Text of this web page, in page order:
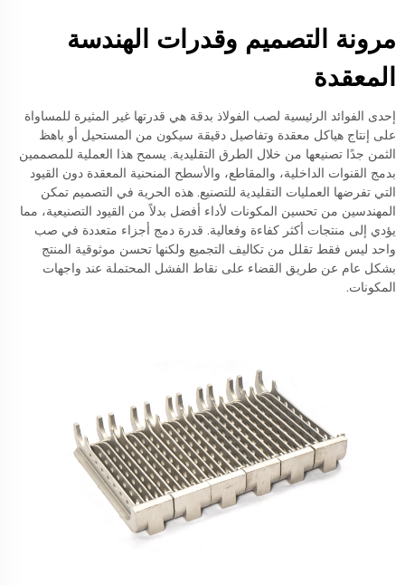
مرونة التصميم وقدرات الهندسة
المعقدة
إحدى الفوائد الرئيسية لصب الفولاذ بدقة هي قدرتها غير المثيرة للمساواة
على إنتاج هياكل معقدة وتفاصيل دقيقة سيكون من المستحيل أو باهظ
الثمن جدًا تصنيعها من خلال الطرق التقليدية. يسمح هذا العملية للمصممين
بدمج القنوات الداخلية، والمقاطع، والأسطح المنحنية المعقدة دون القيود
التي تفرضها العمليات التقليدية للتصنيع. هذه الحرية في التصميم تمكن
المهندسين من تحسين المكونات لأداء أفضل بدلاً من القيود التصنيعية، مما
يؤدي إلى منتجات أكثر كفاءة وفعالية. قدرة دمج أجزاء متعددة في صب
واحد ليس فقط تقلل من تكاليف التجميع ولكنها تحسن موثوقية المنتج
بشكل عام عن طريق القضاء على نقاط الفشل المحتملة عند واجهات
المكونات.